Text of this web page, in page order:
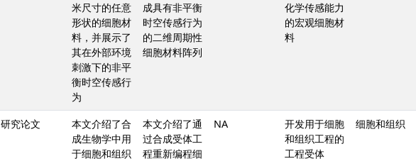
米尺寸的任意
形状的细胞材
料，并展示了
其在外部环境
刺激下的非平
衡时空传感行
为
成具有非平衡
时空传感行为
的二维周期性
细胞材料阵列
化学传感能力
的宏观细胞材
料
研究论文
本文介绍了合
成生物学中用
于细胞和组织
本文介绍了通
过合成受体工
程重新编程细
NA
开发用于细胞
和组织工程的
工程受体
细胞和组织